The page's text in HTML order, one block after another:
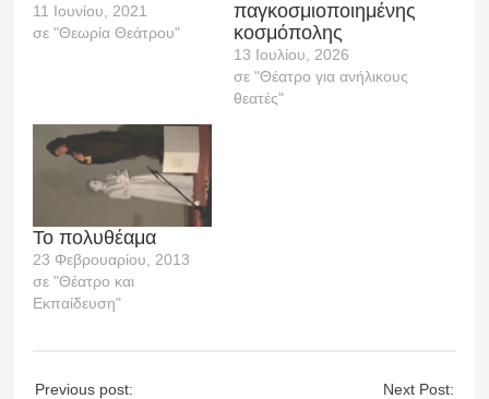
11 Ιουνίου, 2021
σε "Θεωρία Θεάτρου"
παγκοσμιοποιημένης
κοσμόπολης
13 Ιουλίου, 2026
σε "Θέατρο για ανήλικους
θεατές"
Το πολυθέαμα
23 Φεβρουαρίου, 2013
σε "Θέατρο και
Εκπαίδευση"
Previous post:
Next Post: